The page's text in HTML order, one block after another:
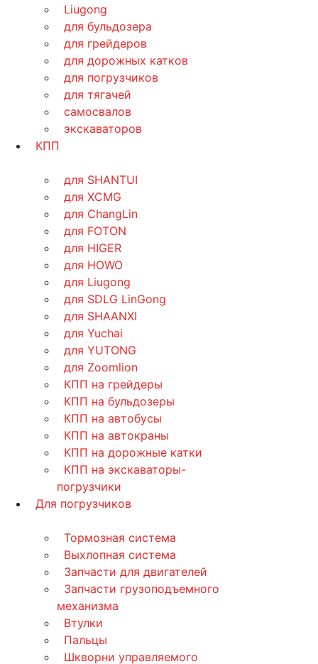
Liugong
для бульдозера
для грейдеров
для дорожных катков
для погрузчиков
для тягачей
самосвалов
экскаваторов
КПП
для SHANTUI
для XCMG
для ChangLin
для FOTON
для HIGER
для HOWO
для Liugong
для SDLG LinGong
для SHAANXI
для Yuchai
для YUTONG
для Zoomlion
КПП на грейдеры
КПП на бульдозеры
КПП на автобусы
КПП на автокраны
КПП на дорожные катки
КПП на экскаваторы-
погрузчики
Для погрузчиков
Тормозная система
Выхлопная система
Запчасти для двигателей
Запчасти грузоподъемного
механизма
Втулки
Пальцы
Шкворни управляемого